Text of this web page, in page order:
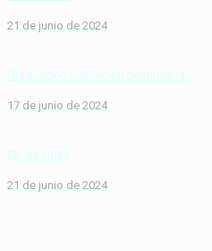
21 de junio de 2024
Graduación Educación Secundaria
17 de junio de 2024
Fin de curso
21 de junio de 2024